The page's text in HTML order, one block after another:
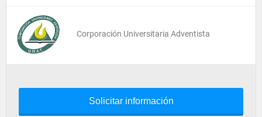
Corporación Universitaria Adventista
Solicitar información